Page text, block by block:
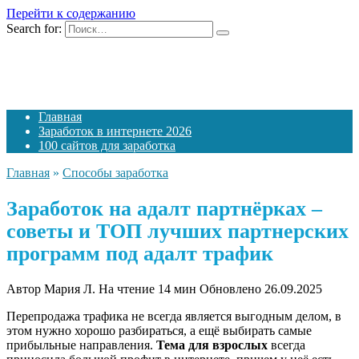
Перейти к содержанию
Search for:
Главная
Заработок в интернете 2026
100 сайтов для заработка
Главная » Способы заработка
Заработок на адалт партнёрках –
советы и ТОП лучших партнерских
программ под адалт трафик
Автор Мария Л. На чтение 14 мин Обновлено 26.09.2025
Перепродажа трафика не всегда является выгодным делом, в
этом нужно хорошо разбираться, а ещё выбирать самые
прибыльные направления. Тема для взрослых всегда